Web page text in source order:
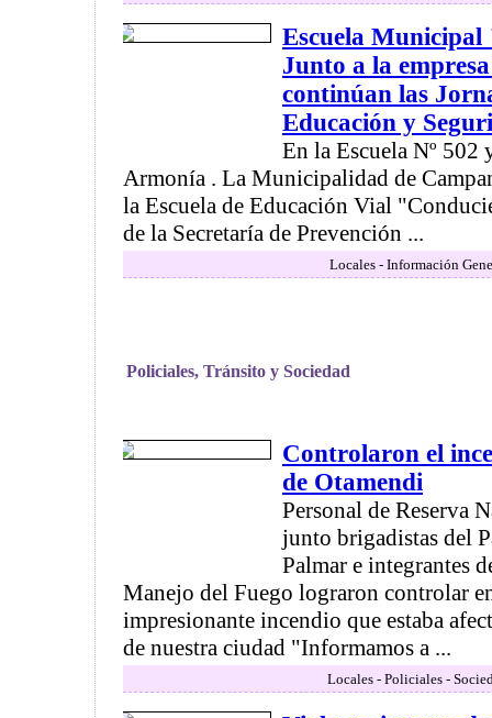
Escuela
Junto a la
continúan las
Educación y
En la Escuela Nº 502
Armonía . La Municipalidad de
la Escuela de Educación Vial
de la Secretaría de Prevención ...
Locales - Información
Policiales, Tránsito y Sociedad
Controlaron el
de Otamendi
Personal de Reserva
junto brigadistas del
Palmar e integrantes
Manejo del Fuego lograron controlar
impresionante incendio que estaba
de nuestra ciudad "Informamos a ...
Locales - Policiales -